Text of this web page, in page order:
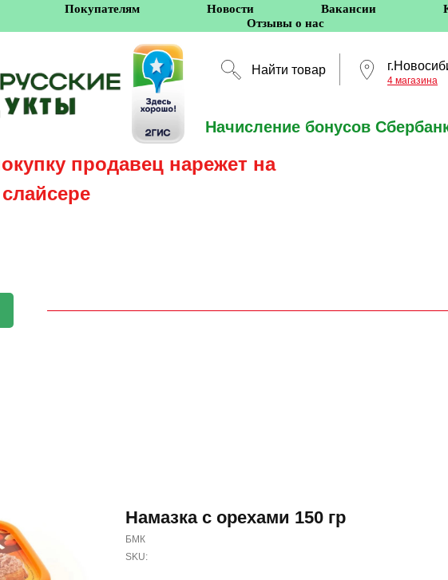
Покупателям Новости Вакансии
Отзывы о нас
Найти товар
4 магазина
Начисление бонусов
продавец нарежет на
Намазка с орехами 150 гр
БМК
SKU: